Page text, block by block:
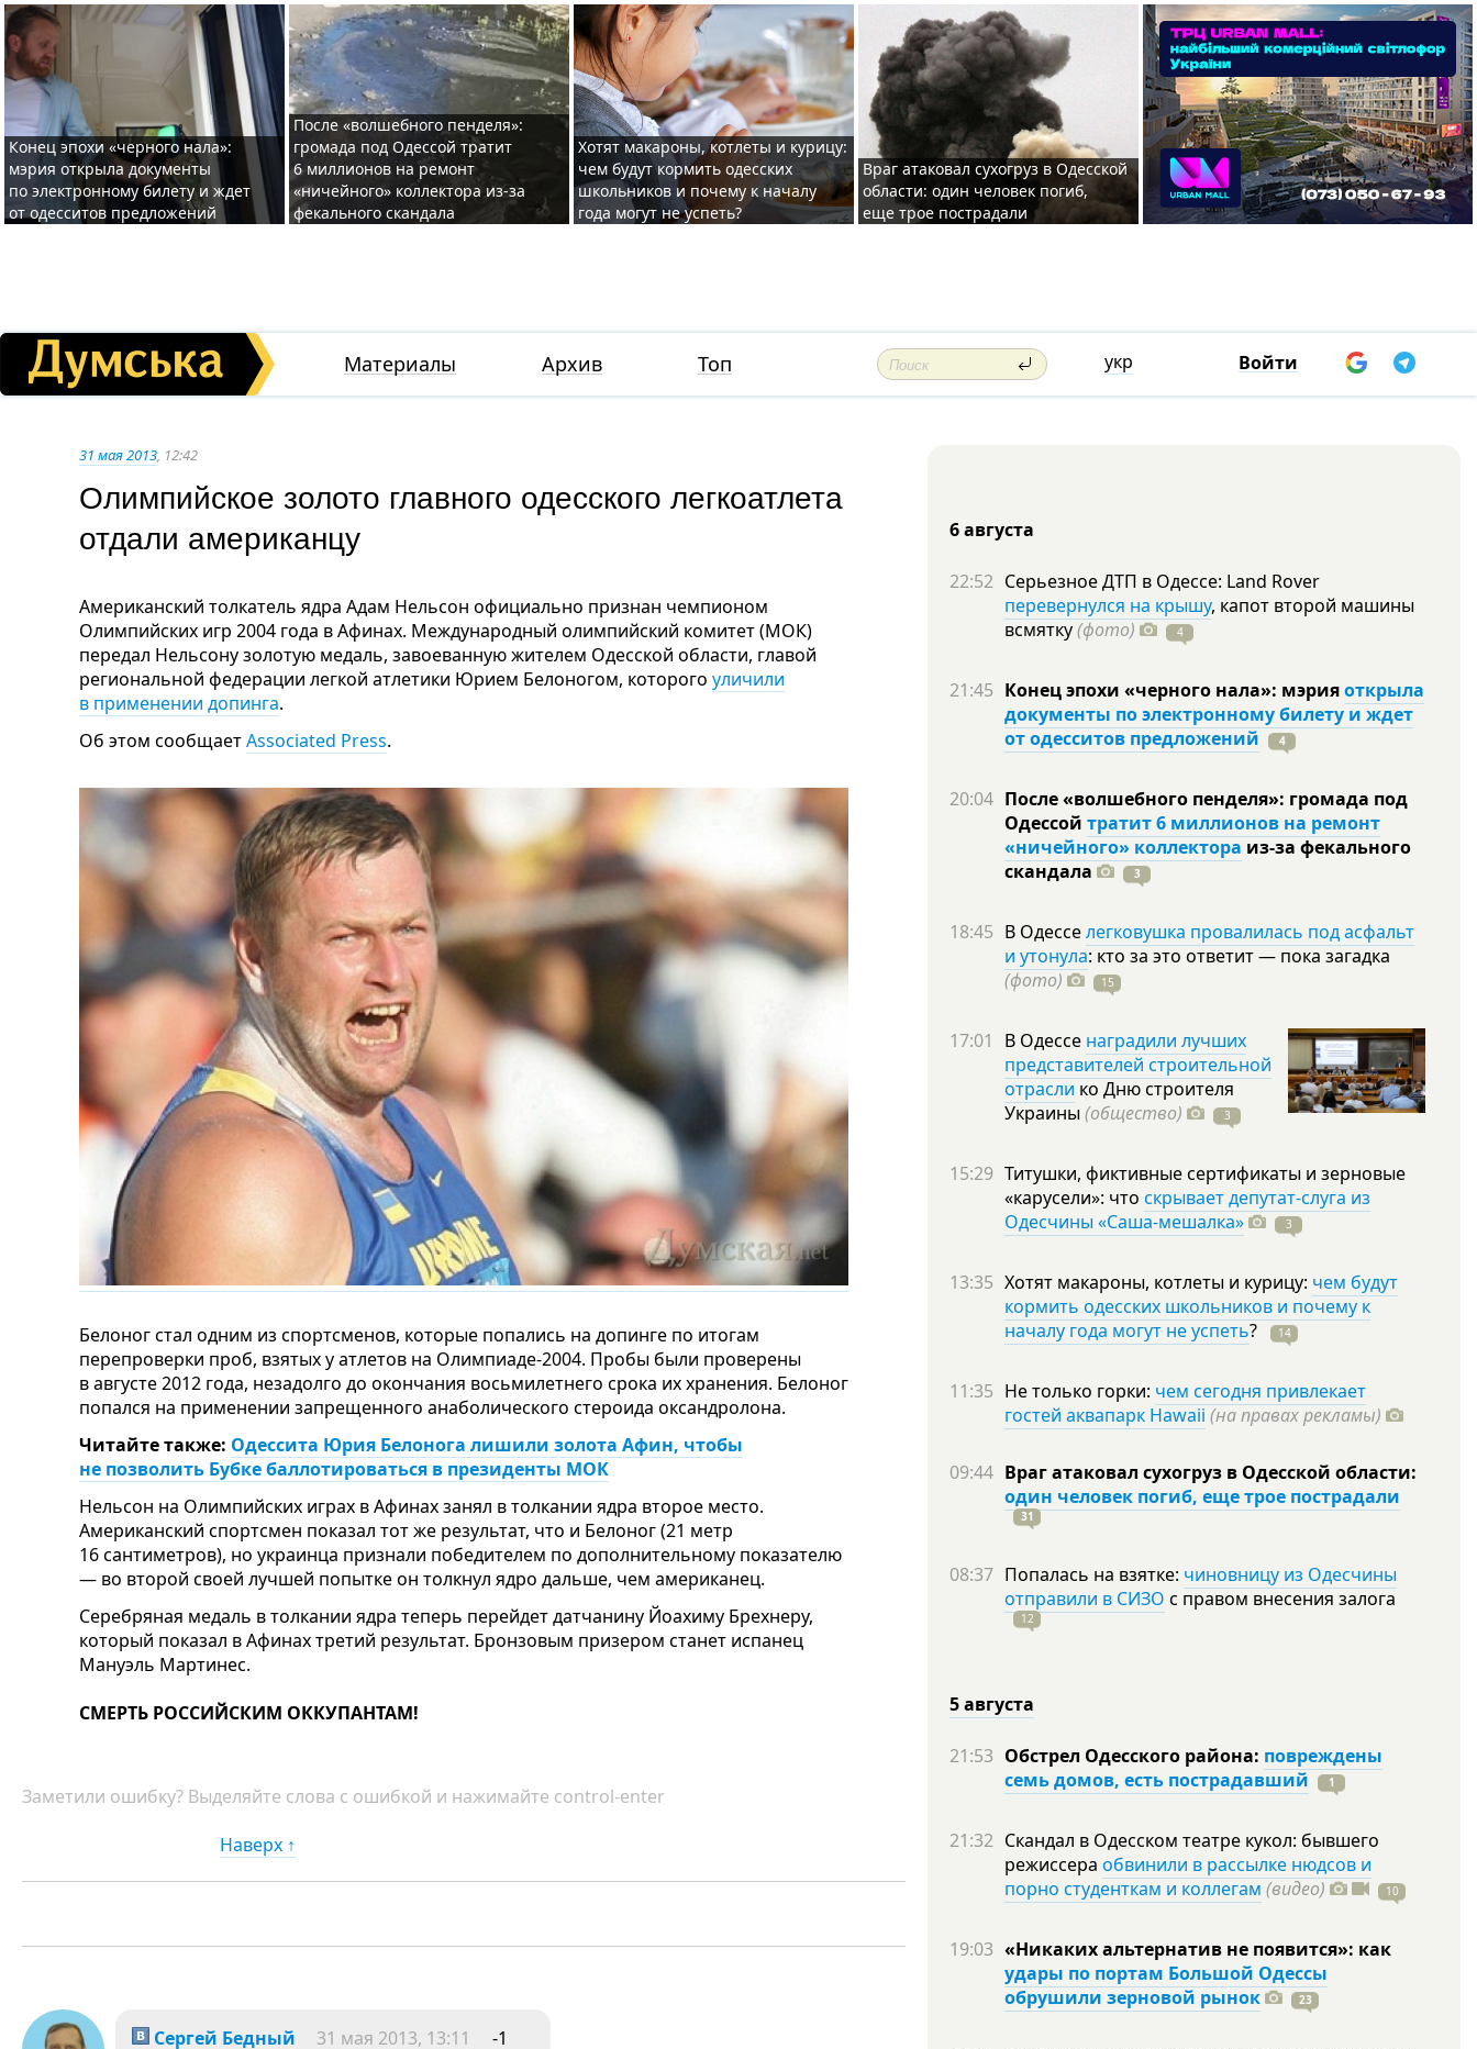
Конец эпохи «черного нала»:
мэрия открыла документы
по электронному билету и ждет
от одесситов предложений
После «волшебного пенделя»:
громада под Одессой тратит
6 миллионов на ремонт
«ничейного» коллектора из-за
фекального скандала
Хотят макароны, котлеты и курицу:
чем будут кормить одесских
школьников и почему к началу
года могут не успеть?
Враг атаковал сухогруз в Одесской
области: один человек погиб,
еще трое пострадали
Материалы Архив Топ укр Войти
31 мая 2013, 12:42
Олимпийское золото главного одесского легкоатлета
отдали американцу
Американский толкатель ядра Адам Нельсон официально признан чемпионом
Олимпийских игр 2004 года в Афинах. Международный олимпийский комитет (МОК)
передал Нельсону золотую медаль, завоеванную жителем Одесской области, главой
региональной федерации легкой атлетики Юрием Белоногом, которого уличили
в применении допинга.
Об этом сообщаетAssociated Press.
Белоног стал одним из спортсменов, которые попались на допинге по итогам
перепроверки проб, взятых у атлетов на Олимпиаде-2004. Пробы были проверены
в августе 2012 года, незадолго до окончания восьмилетнего срока их хранения. Белоног
попался на применении запрещенного анаболического стероида оксандролона.
Читайте также: Одессита Юрия Белонога лишили золота Афин, чтобы
не позволить Бубке баллотироваться в президенты МОК
Нельсон на Олимпийских играх в Афинах занял в толкании ядра второе место.
Американский спортсмен показал тот же результат, что и Белоног (21 метр
16 сантиметров), но украинца признали победителем по дополнительному показателю
— во второй своей лучшей попытке он толкнул ядро дальше, чем американец.
Серебряная медаль в толкании ядра теперь перейдет датчанину Йоахиму Брехнеру,
который показал в Афинах третий результат. Бронзовым призером станет испанец
Мануэль Мартинес.
СМЕРТЬ РОССИЙСКИМ ОККУПАНТАМ!
Заметили ошибку? Выделяйте слова с ошибкой и нажимайте control-enter
Наверх ↑
Сергей Бедный 31 мая 2013, 13:11
-1
6 августа
22:52 Серьезное ДТП в Одессе: Land Rover
перевернулся на крышу, капот второй машины
всмятку(фото) 4
21:45 Конец эпохи «черного нала»: мэрияоткрыла
документы по электронному билету и ждет
от одесситов предложений
4
20:04 После «волшебного пенделя»: громада под
Одессой тратит 6 миллионов на ремонт
«ничейного» коллектора из-за фекального
скандала
3
18:45 В Одесселегковушка провалилась под асфальт
и утонула: кто за это ответит — пока загадка
(фото)
15
17:01 В Одессе наградили лучших
представителей строительной
отрасли ко Дню строителя
Украины (общество) 3
15:29 Титушки, фиктивные сертификаты и зерновые
«карусели»: что скрывает депутат-слуга из
Одесчины «Саша-мешалка»
3
13:35 Хотят макароны, котлеты и курицу: чем будут
кормить одесских школьников и почему к
началу года могут не успеть? 14
11:35 Не только горки: чем сегодня привлекает
гостей аквапарк Hawaii (на правах рекламы)
09:44 Враг атаковал сухогруз в Одесской области:
один человек погиб, еще трое пострадали
31
08:37 Попалась на взятке: чиновницу из Одесчины
отправили в СИЗО с правом внесения залога
12
5 августа
21:53 Обстрел Одесского района: повреждены
семь домов, есть пострадавший
1
21:32 Скандал в Одесском театре кукол: бывшего
режиссера обвинили в рассылке нюдсов и
порно студенткам и коллегам (видео) 10
19:03 «Никаких альтернатив не появится»: как
удары по портам Большой Одессы
обрушили зерновой рынок
23